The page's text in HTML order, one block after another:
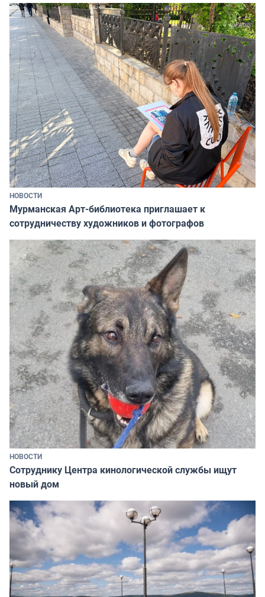
НОВОСТИ
Мурманская Арт-библиотека приглашает к
сотрудничеству художников и фотографов
НОВОСТИ
Сотруднику Центра кинологической службы ищут
новый дом